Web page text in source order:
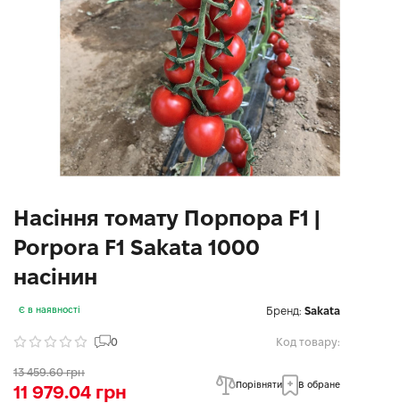
Насіння томату Порпора F1 |
Porpora F1 Sakata 1000
насінин
Є в наявності Бренд: Sakata
0 Код товару:
13 459.60 грн
11 979.04 грн Порівняти В обране